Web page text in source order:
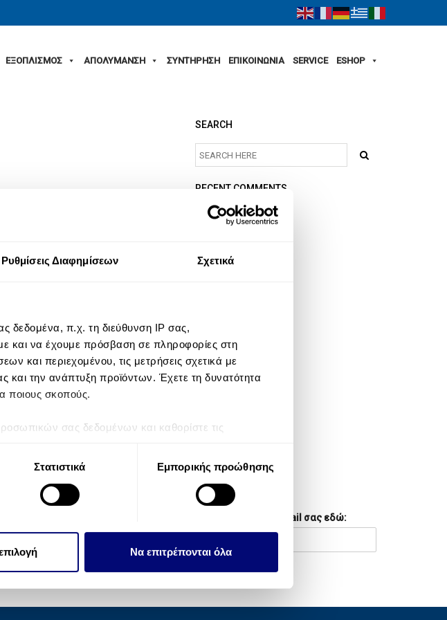
Ρυθμίσεις Διαφημίσεων Σχετικά
δεδομένα, π.χ. τη διεύθυνση IP σας,
και να έχουμε πρόσβαση σε πληροφορίες στη
και περιεχομένου, τις μετρήσεις σχετικά με
και την ανάπτυξη προϊόντων. Έχετε τη δυνατότητα
ποιους σκοπούς.
σας δεδομένων και καθορίστε τις
την παροχή λειτουργιών κοινωνικών
Στατιστικά Εμπορικής προώθησης
Να επιτρέπονται όλα
ΕΞΟΠΛΙΣΜΟΣ ΑΠΟΛΥΜΑΝΣΗ ΣΥΝΤΗΡΗΣΗ ΕΠΙΚΟΙΝΩΝΙΑ SERVICE ESHOP
SEARCH
RECENT COMMENTS
ARCHIVES
CATEGORIES
Log in
Comments feed
NEWSLETTER
Συμπληρώστε το email σας εδώ: